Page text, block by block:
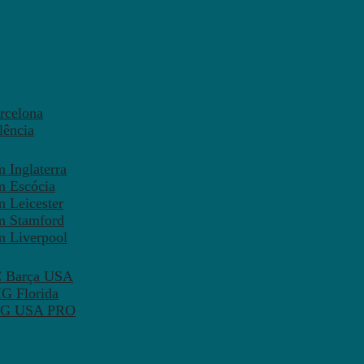
Inglaterra
Escócia
Leicester
Stamford
Liverpool
Barça USA
Florida
USA PRO